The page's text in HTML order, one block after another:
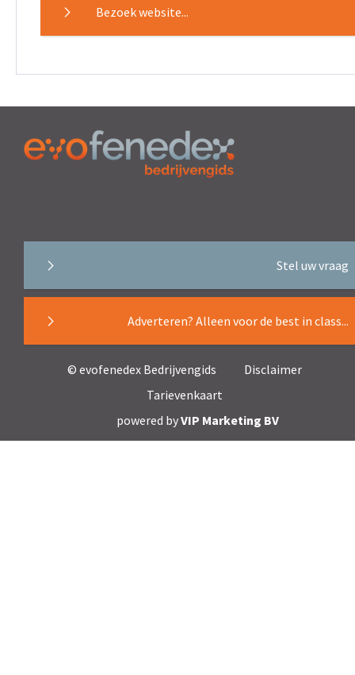
Bezoek website...
Stel uw vraag
Adverteren? Alleen voor de best in class...
© evofenedex Bedrijvengids
Disclaimer
Tarievenkaart
powered byVIP Marketing BV